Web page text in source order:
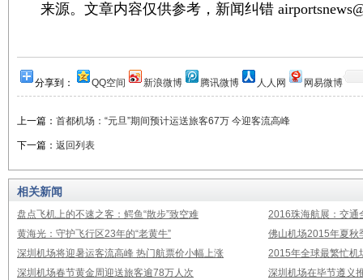
来源。文章内容仅供参考，新闻纠错
分享到： QQ空间 新浪微博 腾讯微博 人人网 网易微博
上一篇： 首都机场：“元旦”期间预计运送旅客67万 今迎客流高峰
下一篇： 返回列表
相关新闻
盘点飞机上的不速之客：鳄鱼“散步”致空难
2016珠海航展：交通
黄海光：守护飞行区23年的“老黄牛”
佛山机场2015年夏秋
深圳机场将迎暑运客流高峰 热门航票价小幅上涨
2015年全球最繁忙机
深圳机场春节黄金周迎送旅客逾78万人次
深圳机场在毕节遵义